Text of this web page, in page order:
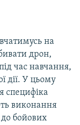
на
дрон,
час навчання,
дії. У цьому
специфіка
виконання
бойових